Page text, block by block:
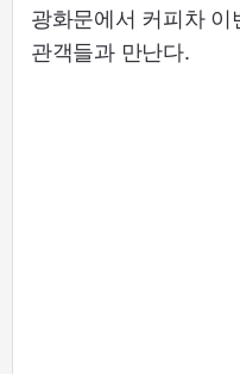
광화문에서 커피차 이
관객들과 만난다.